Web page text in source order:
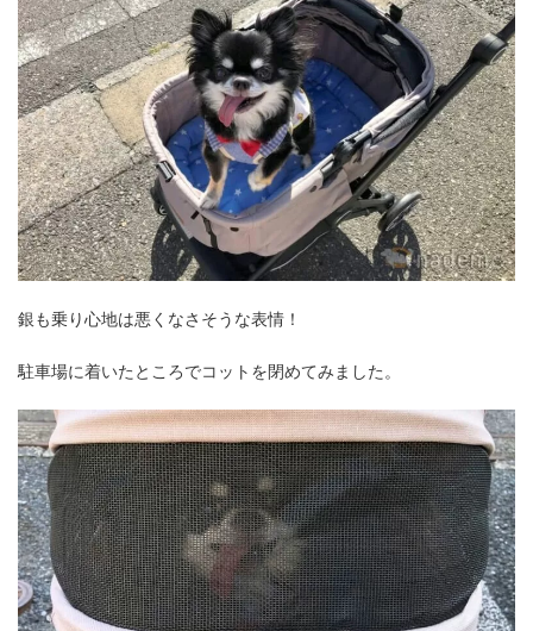
銀も乗り心地は悪くなさそうな表情！
駐車場に着いたところでコットを閉めてみました。